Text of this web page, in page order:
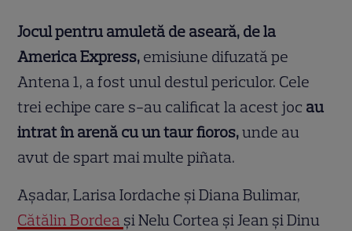
Jocul pentru amuletă de aseară, de la
America Express, emisiune difuzată pe
Antena 1, a fost unul destul periculor. Cele
trei echipe care s-au calificat la acest joc au
intrat în arenă cu un taur fioros,unde au
avut de spart mai multe piñata.
Așadar, Larisa Iordache și Diana Bulimar,
Cătălin Bordea și Nelu Cortea și Jean și Dinu